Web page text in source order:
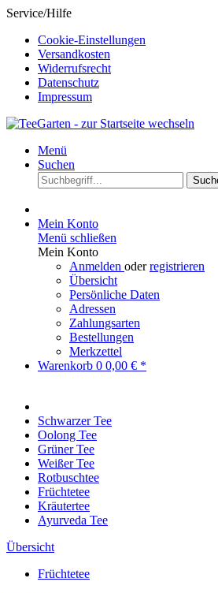
Service/Hilfe
Cookie-Einstellungen
Versandkosten
Widerrufsrecht
Datenschutz
Impressum
Menü
Suchen
Mein Konto
Menü schließen
Mein Konto
Anmelden oderregistrieren
Übersicht
Persönliche Daten
Adressen
Zahlungsarten
Bestellungen
Merkzettel
Warenkorb 0 0,00 € *
Schwarzer Tee
Oolong Tee
Grüner Tee
Weißer Tee
Rotbuschtee
Früchtetee
Kräutertee
Ayurveda Tee
Übersicht
Früchtetee